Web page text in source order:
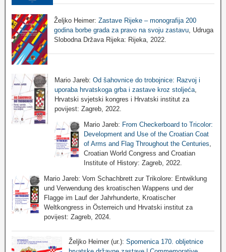
Željko Heimer: Zastave Rijeke – monografija 200
godina borbe grada za pravo na svoju zastavu, Udruga
Slobodna Država Rijeka: Rijeka, 2022.
Mario Jareb: Od šahovnice do trobojnice: Razvoj i
uporaba hrvatskoga grba i zastave kroz stoljeća,
Hrvatski svjetski kongres i Hrvatski institut za
povijest: Zagreb, 2022.
Mario Jareb: From Checkerboard to Tricolor:
Development and Use of the Croatian Coat
of Arms and Flag Throughout the Centuries
Croatian World Congress and Croatian
Institute of History: Zagreb, 2022.
Mario Jareb: Vom Schachbrett zur Trikolore: Entwiklung
und Verwendung des kroatischen Wappens und der
Flagge im Lauf der Jahrhunderte, Kroatischer
Weltkongress in Österreich und Hrvatski institut za
povijest: Zagreb, 2024.
Željko Heimer (ur.): Spomenica 170. obljetnice